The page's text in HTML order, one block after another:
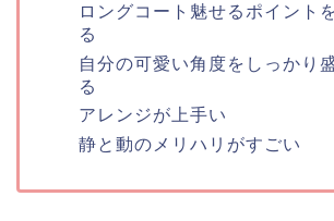
ロングコート魅せるポイント
る
自分の可愛い角度をしっかり
る
アレンジが上手い
静と動のメリハリがすごい